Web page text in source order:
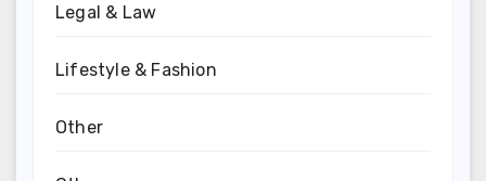
Legal & Law
Lifestyle & Fashion
Other